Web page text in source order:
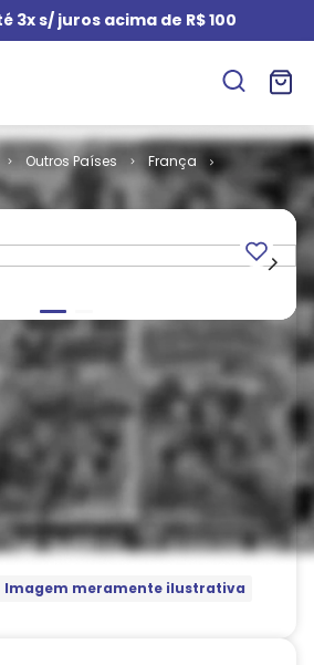
3x s/ juros acima de R$ 100
Outros Países
França
Imagem meramente ilustrativa